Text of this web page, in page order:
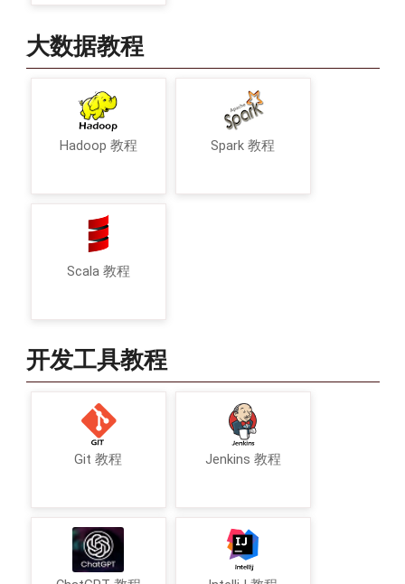
大数据教程
Hadoop 教程 Spark 教程
Scala 教程
开发工具教程
Git 教程 Jenkins 教程